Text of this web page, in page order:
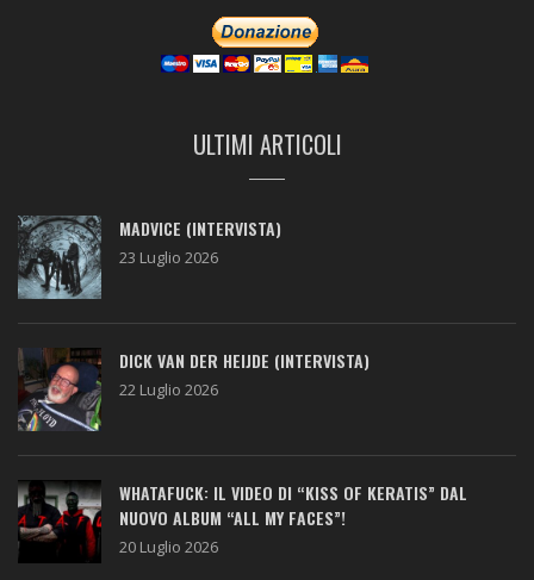
ULTIMI ARTICOLI
MADVICE (INTERVISTA)
23 Luglio 2026
DICK VAN DER HEIJDE (INTERVISTA)
22 Luglio 2026
WHATAFUCK: IL VIDEO DI “KISS OF KERATIS” DAL
NUOVO ALBUM “ALL MY FACES”!
20 Luglio 2026